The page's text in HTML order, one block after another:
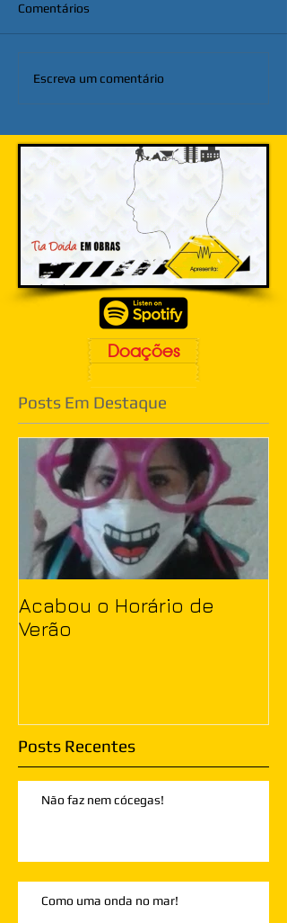
Comentários
Escreva um comentário
Doações
Posts Em Destaque
Acabou o Horário de
Verão
Posts Recentes
Não faz nem cócegas!
Como uma onda no mar!